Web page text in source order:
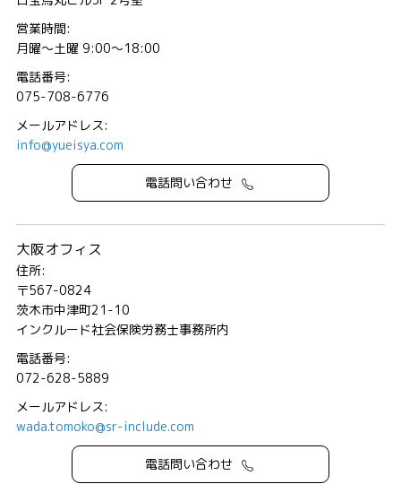
営業時間:
月曜～土曜 9:00～18:00
電話番号:
075-708-6776
メールアドレス:
info@yueisya.com
電話問い合わせ
大阪オフィス
住所:
〒567-0824
茨木市中津町21-10
インクルード社会保険労務士事務所内
電話番号:
072-628-5889
メールアドレス:
wada.tomoko@sr-include.com
電話問い合わせ